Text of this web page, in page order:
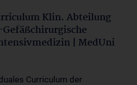
Klin. Abteilung
| MedUni
Curriculum der